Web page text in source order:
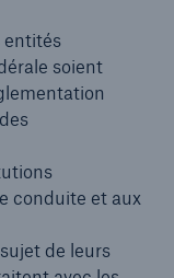
entités
soient
conduite et aux
de leurs